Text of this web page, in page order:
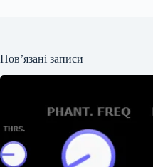
Пов’язані записи